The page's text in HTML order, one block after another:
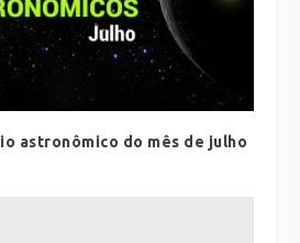
astronômico do mês de julho